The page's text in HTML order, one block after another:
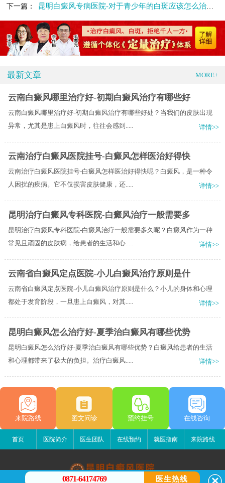
下一篇： 昆明白癜风专病医院-对于青少年的白斑应该怎么治疗呢
最新文章 MORE+
云南白癜风哪里治疗好-初期白癜风治疗有哪些好
云南白癜风哪里治疗好-初期白癜风治疗有哪些好处？当我们的皮肤出现
异常，尤其是患上白癜风时，往往会感到.....
详情>>
云南治疗白癜风医院挂号-白癜风怎样医治好得快
云南治疗白癜风医院挂号-白癜风怎样医治好得快呢？白癜风，是一种令
人困扰的疾病。它不仅损害皮肤健康，还.....
详情>>
昆明治疗白癜风专科医院-白癜风治疗一般需要多
昆明治疗白癜风专科医院-白癜风治疗一般需要多久呢？白癜风作为一种
常见且顽固的皮肤病，给患者的生活和心.....
详情>>
云南省白癜风定点医院-小儿白癜风治疗原则是什
云南省白癜风定点医院-小儿白癜风治疗原则是什么？小儿的身体和心理
都处于发育阶段，一旦患上白癜风，对其.....
详情>>
昆明白癜风怎么治疗好-夏季治白癜风有哪些优势
昆明白癜风怎么治疗好-夏季治白癜风有哪些优势？白癜风给患者的生活
和心理都带来了极大的负担。治疗白癜风.....
详情>>
来院路线 图文问诊 预约挂号 在线咨询
首页 医院简介 医生团队 在线预约 就医指南 来院路线
0871-64174769 医生热线